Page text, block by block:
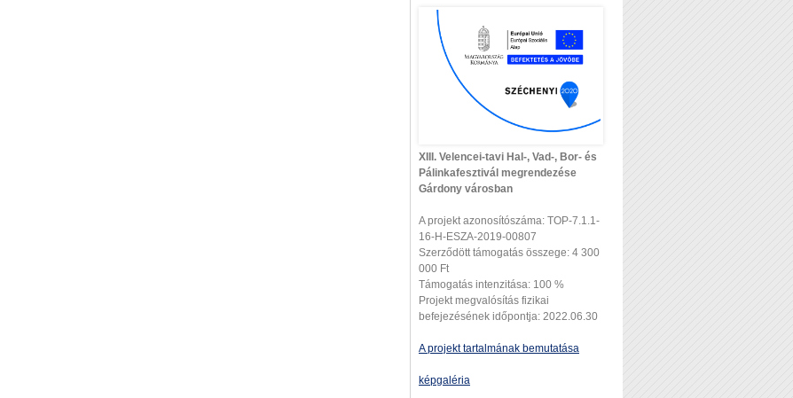
XIII. Velencei-tavi Hal-, Vad-, Bor- és
Pálinkafesztivál megrendezése
Gárdony városban
A projekt azonosítószáma: TOP-7.1.1-
16-H-ESZA-2019-00807
Szerződött támogatás összege: 4 300
000 Ft
Támogatás intenzitása: 100 %
Projekt megvalósítás fizikai
befejezésének időpontja: 2022.06.30
A projekt tartalmának bemutatása
képgaléria